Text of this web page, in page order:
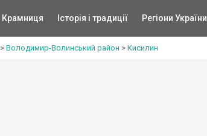
Крамниця Історія і традиції Регіони України
> Володимир-Волинський район > Кисилин